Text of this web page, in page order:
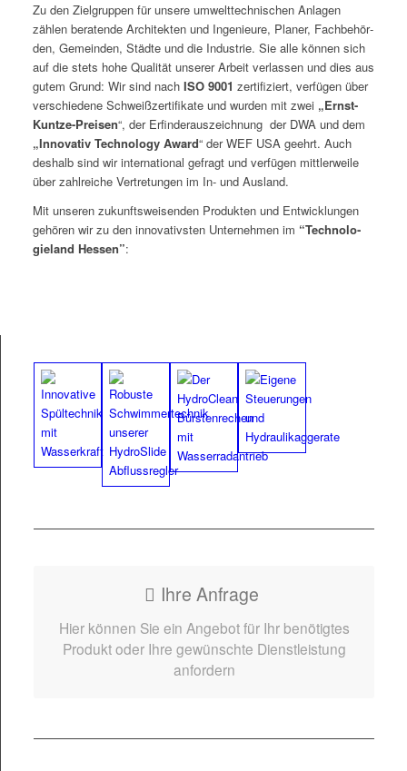
Zu den Ziel­grup­pen für unsere umwelt­tech­nis­chen Anla­gen
zählen bera­tende Architek­ten und Inge­nieure, Plan­er, Fach­be­hör­
den, Gemein­den, Städte und die Indus­trie. Sie alle kön­nen sich
auf die stets hohe Qual­ität unser­er Arbeit ver­lassen und dies aus
gutem Grund: Wir sind nach ISO 9001 zer­ti­fiziert, ver­fü­gen über
ver­schiedene Schweißz­er­ti­fikate und wur­den mit zwei „Ernst-
Kuntze-Preisen“, der Erfind­er­ausze­ich­nung der DWA und dem
„Inno­v­a­tiv Tech­nol­o­gy Award“ der WEF USA geehrt. Auch
deshalb sind wir inter­na­tion­al gefragt und ver­fü­gen mit­tler­weile
über zahlre­iche Vertre­tun­gen im In- und Ausland.
Mit unseren zukun­ftsweisenden Pro­duk­ten und Entwick­lun­gen
gehören wir zu den inno­v­a­tivsten Unternehmen im “Tech­nolo­
gieland Hes­sen”:
Ihre Anfrage
Hier kön­nen Sie ein Ange­bot für Ihr benötigtes
Pro­dukt oder Ihre gewün­schte Dien­stleis­tung
anfordern